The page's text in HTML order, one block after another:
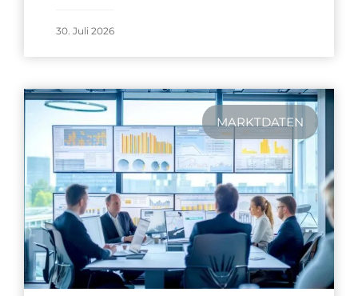
30. Juli 2026
MARKTDATEN